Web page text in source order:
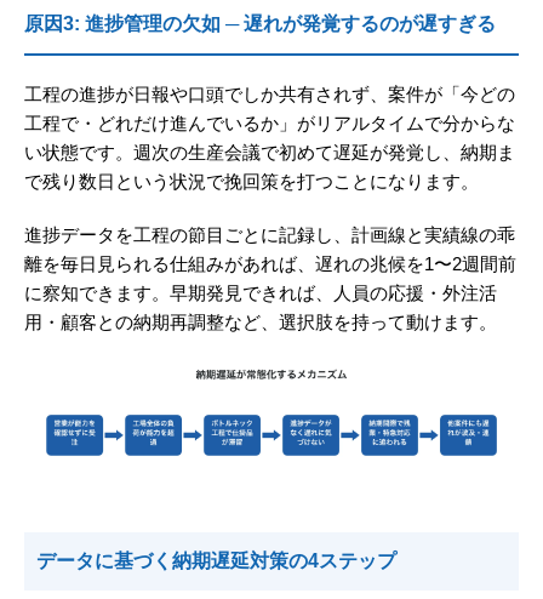
原因3: 進捗管理の欠如 ─ 遅れが発覚するのが遅すぎる
工程の進捗が日報や口頭でしか共有されず、案件が「今どの
工程で・どれだけ進んでいるか」がリアルタイムで分からな
い状態です。週次の生産会議で初めて遅延が発覚し、納期ま
で残り数日という状況で挽回策を打つことになります。
進捗データを工程の節目ごとに記録し、計画線と実績線の乖
離を毎日見られる仕組みがあれば、遅れの兆候を1〜2週間前
に察知できます。早期発見できれば、人員の応援・外注活
用・顧客との納期再調整など、選択肢を持って動けます。
データに基づく納期遅延対策の4ステップ